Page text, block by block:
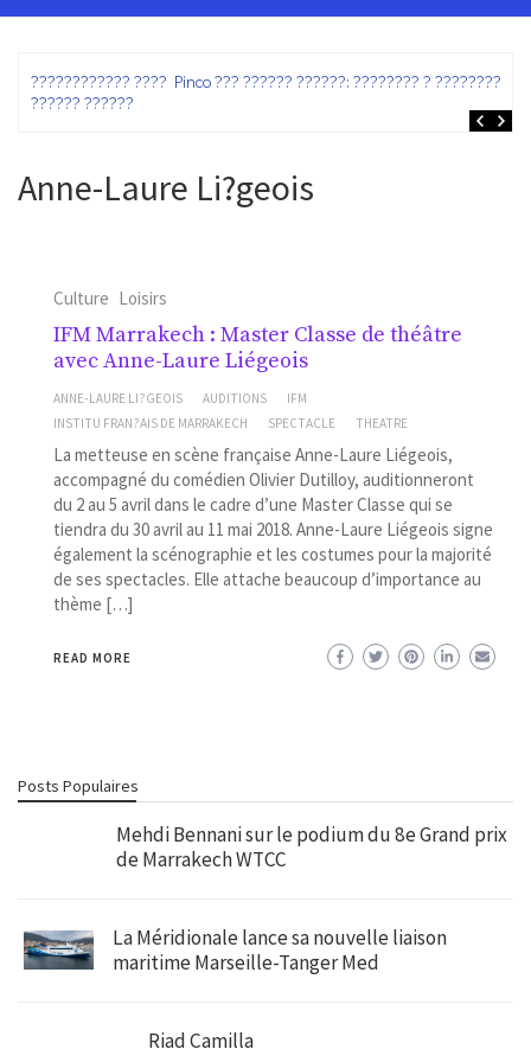
???????????? ???? Pinco ??? ?????? ??????: ???????? ? ???????? ?
?????? ??????
Anne-Laure Li?geois
Culture Loisirs
IFM Marrakech : Master Classe de théâtre
avec Anne-Laure Liégeois
ANNE-LAURE LI?GEOIS AUDITIONS
IFM
INSTITU FRAN?AIS DE MARRAKECH
SPECTACLE THEATRE
La metteuse en scène française Anne-Laure Liégeois,
accompagné du comédien Olivier Dutilloy, auditionneront
du 2 au 5 avril dans le cadre d’une Master Classe qui se
tiendra du 30 avril au 11 mai 2018. Anne-Laure Liégeois signe
également la scénographie et les costumes pour la majorité
de ses spectacles. Elle attache beaucoup d’importance au
thème […]
READ MORE
Posts Populaires
Mehdi Bennani sur le podium du 8e Grand prix
de Marrakech WTCC
La Méridionale lance sa nouvelle liaison
maritime Marseille-Tanger Med
Riad Camilla